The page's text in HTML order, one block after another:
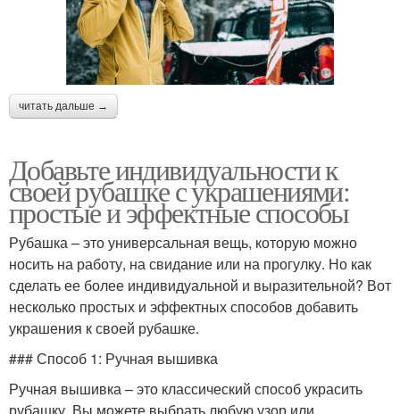
читать дальше →
Добавьте индивидуальности к
своей рубашке с украшениями:
простые и эффектные способы
Рубашка – это универсальная вещь, которую можно
носить на работу, на свидание или на прогулку. Но как
сделать ее более индивидуальной и выразительной? Вот
несколько простых и эффектных способов добавить
украшения к своей рубашке.
### Способ 1: Ручная вышивка
Ручная вышивка – это классический способ украсить
рубашку. Вы можете выбрать любую узор или